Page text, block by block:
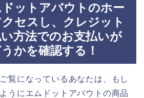
ットアバウトのホー
セスし、クレジット
方法でのお支払いが
かを確認する！
覧になっているあなたは、もし
うにエムドットアバウトの商品